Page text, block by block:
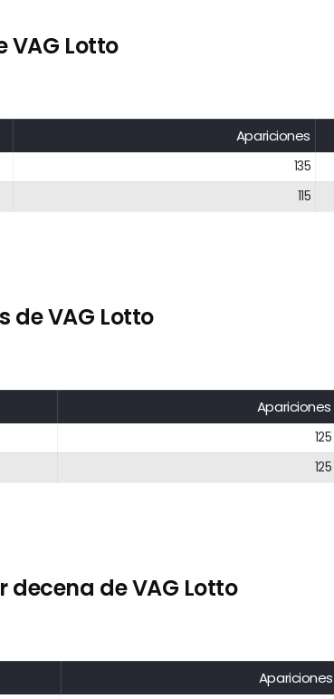
VAG Lotto
Apariciones
135
115
de VAG Lotto
Apariciones
125
125
decena de VAG Lotto
Apariciones